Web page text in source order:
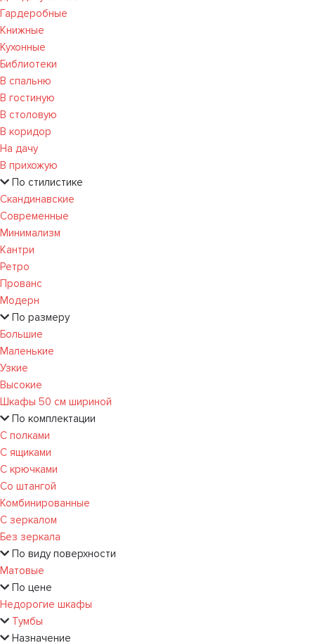
Гардеробные
Книжные
Кухонные
Библиотеки
В спальню
В гостиную
В столовую
В коридор
На дачу
В прихожую
По стилистике
Скандинавские
Современные
Минимализм
Кантри
Ретро
Прованс
Модерн
По размеру
Большие
Маленькие
Узкие
Высокие
Шкафы 50 см шириной
По комплектации
С полками
С ящиками
С крючками
Со штангой
Комбинированные
С зеркалом
Без зеркала
По виду поверхности
Матовые
По цене
Недорогие шкафы
Тумбы
Назначение